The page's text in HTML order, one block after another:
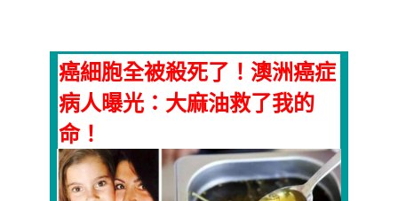
癌細胞全被殺死了！澳洲癌症
病人曝光：大麻油救了我的
命！